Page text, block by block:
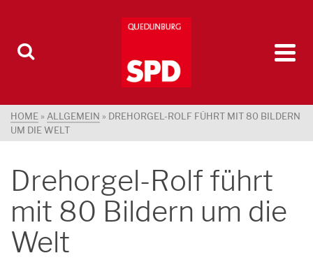
HOME » ALLGEMEIN » DREHORGEL-ROLF FÜHRT MIT 80 BILDERN
UM DIE WELT
Drehorgel-Rolf führt
mit 80 Bildern um die
Welt